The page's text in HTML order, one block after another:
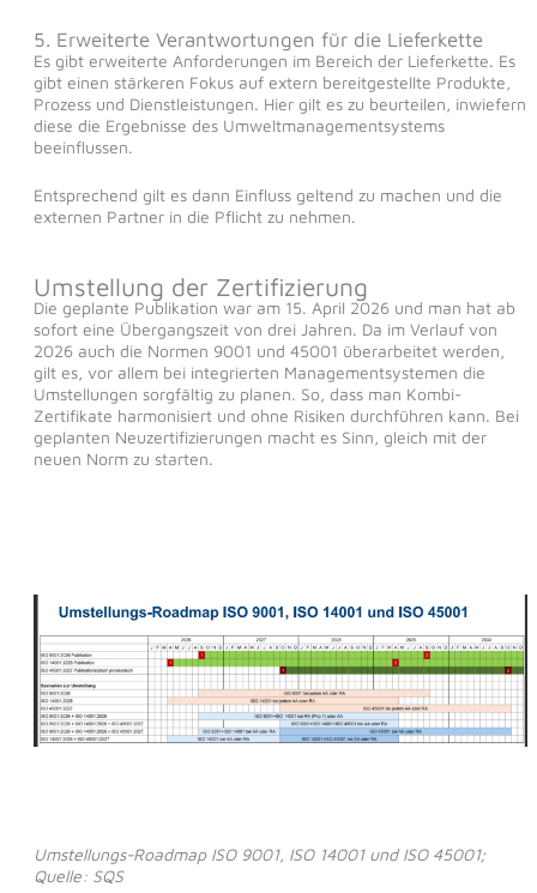
5. Erweiterte Verantwortungen für die Lieferkette
Es gibt erweiterte Anforderungen im Bereich der Lieferkette. Es
gibt einen stärkeren Fokus auf extern bereitgestellte Produkte,
Prozess und Dienstleistungen. Hier gilt es zu beurteilen, inwiefern
diese die Ergebnisse des Umweltmanagementsystems
beeinflussen.
Entsprechend gilt es dann Einfluss geltend zu machen und die
externen Partner in die Pflicht zu nehmen.
Umstellung der Zertifizierung
Die geplante Publikation war am 15. April 2026 und man hat ab
sofort eine Übergangszeit von drei Jahren. Da im Verlauf von
2026 auch die Normen 9001 und 45001 überarbeitet werden,
gilt es, vor allem bei integrierten Managementsystemen die
Umstellungen sorgfältig zu planen. So, dass man Kombi-
Zertifikate harmonisiert und ohne Risiken durchführen kann. Bei
geplanten Neuzertifizierungen macht es Sinn, gleich mit der
neuen Norm zu starten.
Umstellungs-Roadmap ISO 9001, ISO 14001 und ISO 45001;
Quelle: SQS